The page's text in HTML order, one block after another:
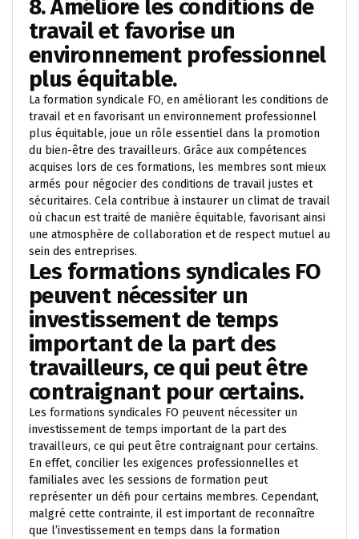
8. Améliore les conditions de
travail et favorise un
environnement professionnel
plus équitable.
La formation syndicale FO, en améliorant les conditions de
travail et en favorisant un environnement professionnel
plus équitable, joue un rôle essentiel dans la promotion
du bien-être des travailleurs. Grâce aux compétences
acquises lors de ces formations, les membres sont mieux
armés pour négocier des conditions de travail justes et
sécuritaires. Cela contribue à instaurer un climat de travail
où chacun est traité de manière équitable, favorisant ainsi
une atmosphère de collaboration et de respect mutuel au
sein des entreprises.
Les formations syndicales FO
peuvent nécessiter un
investissement de temps
important de la part des
travailleurs, ce qui peut être
contraignant pour certains.
Les formations syndicales FO peuvent nécessiter un
investissement de temps important de la part des
travailleurs, ce qui peut être contraignant pour certains.
En effet, concilier les exigences professionnelles et
familiales avec les sessions de formation peut
représenter un défi pour certains membres. Cependant,
malgré cette contrainte, il est important de reconnaître
que l’investissement en temps dans la formation